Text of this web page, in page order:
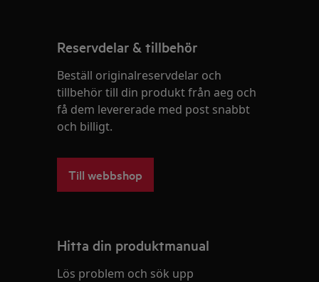
Reservdelar & tillbehör
Beställ originalreservdelar och
tillbehör till din produkt från aeg och
få dem levererade med post snabbt
och billigt.
Till webbshop
Hitta din produktmanual
Lös problem och sök upp